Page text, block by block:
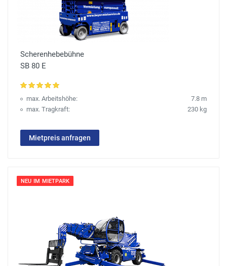
Scherenhebebühne
SB 80 E
max. Arbeitshöhe:
7.8 m
max. Tragkraft:
230 kg
Mietpreis anfragen
NEU IM MIETPARK